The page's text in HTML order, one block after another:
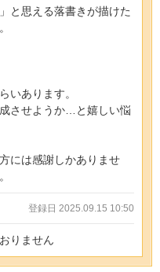
と思える落書きが描けた
いあります。
させようか…と嬉しい悩
には感謝しかありませ
登録日 2025.09.15 10:50
りません